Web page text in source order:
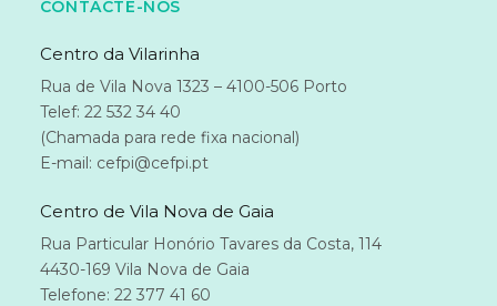
CONTACTE-NOS
Centro da Vilarinha
Rua de Vila Nova 1323 – 4100-506 Porto
Telef: 22 532 34 40
(Chamada para rede fixa nacional)
E-mail: cefpi@cefpi.pt
Centro de Vila Nova de Gaia
Rua Particular Honório Tavares da Costa, 114
4430-169 Vila Nova de Gaia
Telefone: 22 377 41 60